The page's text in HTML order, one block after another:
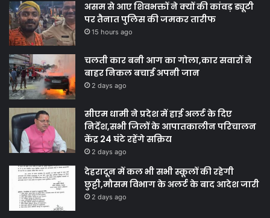
असम से आए शिवभक्तों ने क्यों की कांवड़ ड्यूटी
पर तैनात पुलिस की जमकर तारीफ
15 hours ago
चलती कार बनी आग का गोला,कार सवारों ने
बाहर निकल बचाई अपनी जान
2 days ago
सीएम धामी ने प्रदेश में हाई अलर्ट के दिए
निर्देश,सभी जिलों के आपातकालीन परिचालन
केंद्र 24 घंटे रहेंगे सक्रिय
2 days ago
देहरादून में कल भी सभी स्कूलों की रहेगी
छुट्टी,मौसम विभाग के अलर्ट के बाद आदेश जारी
2 days ago